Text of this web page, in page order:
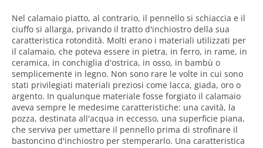
Nel calamaio piatto, al contrario, il pennello si schiaccia e il
ciuffo si allarga, privando il tratto d'inchiostro della sua
caratteristica rotondità. Molti erano i materiali utilizzati per
il calamaio, che poteva essere in pietra, in ferro, in rame, in
ceramica, in conchiglia d'ostrica, in osso, in bambù o
semplicemente in legno. Non sono rare le volte in cui sono
stati privilegiati materiali preziosi come lacca, giada, oro o
argento. In qualunque materiale fosse forgiato il calamaio
aveva sempre le medesime caratteristiche: una cavità, la
pozza, destinata all'acqua in eccesso, una superficie piana,
che serviva per umettare il pennello prima di strofinare il
bastoncino d'inchiostro per stemperarlo. Una caratteristica